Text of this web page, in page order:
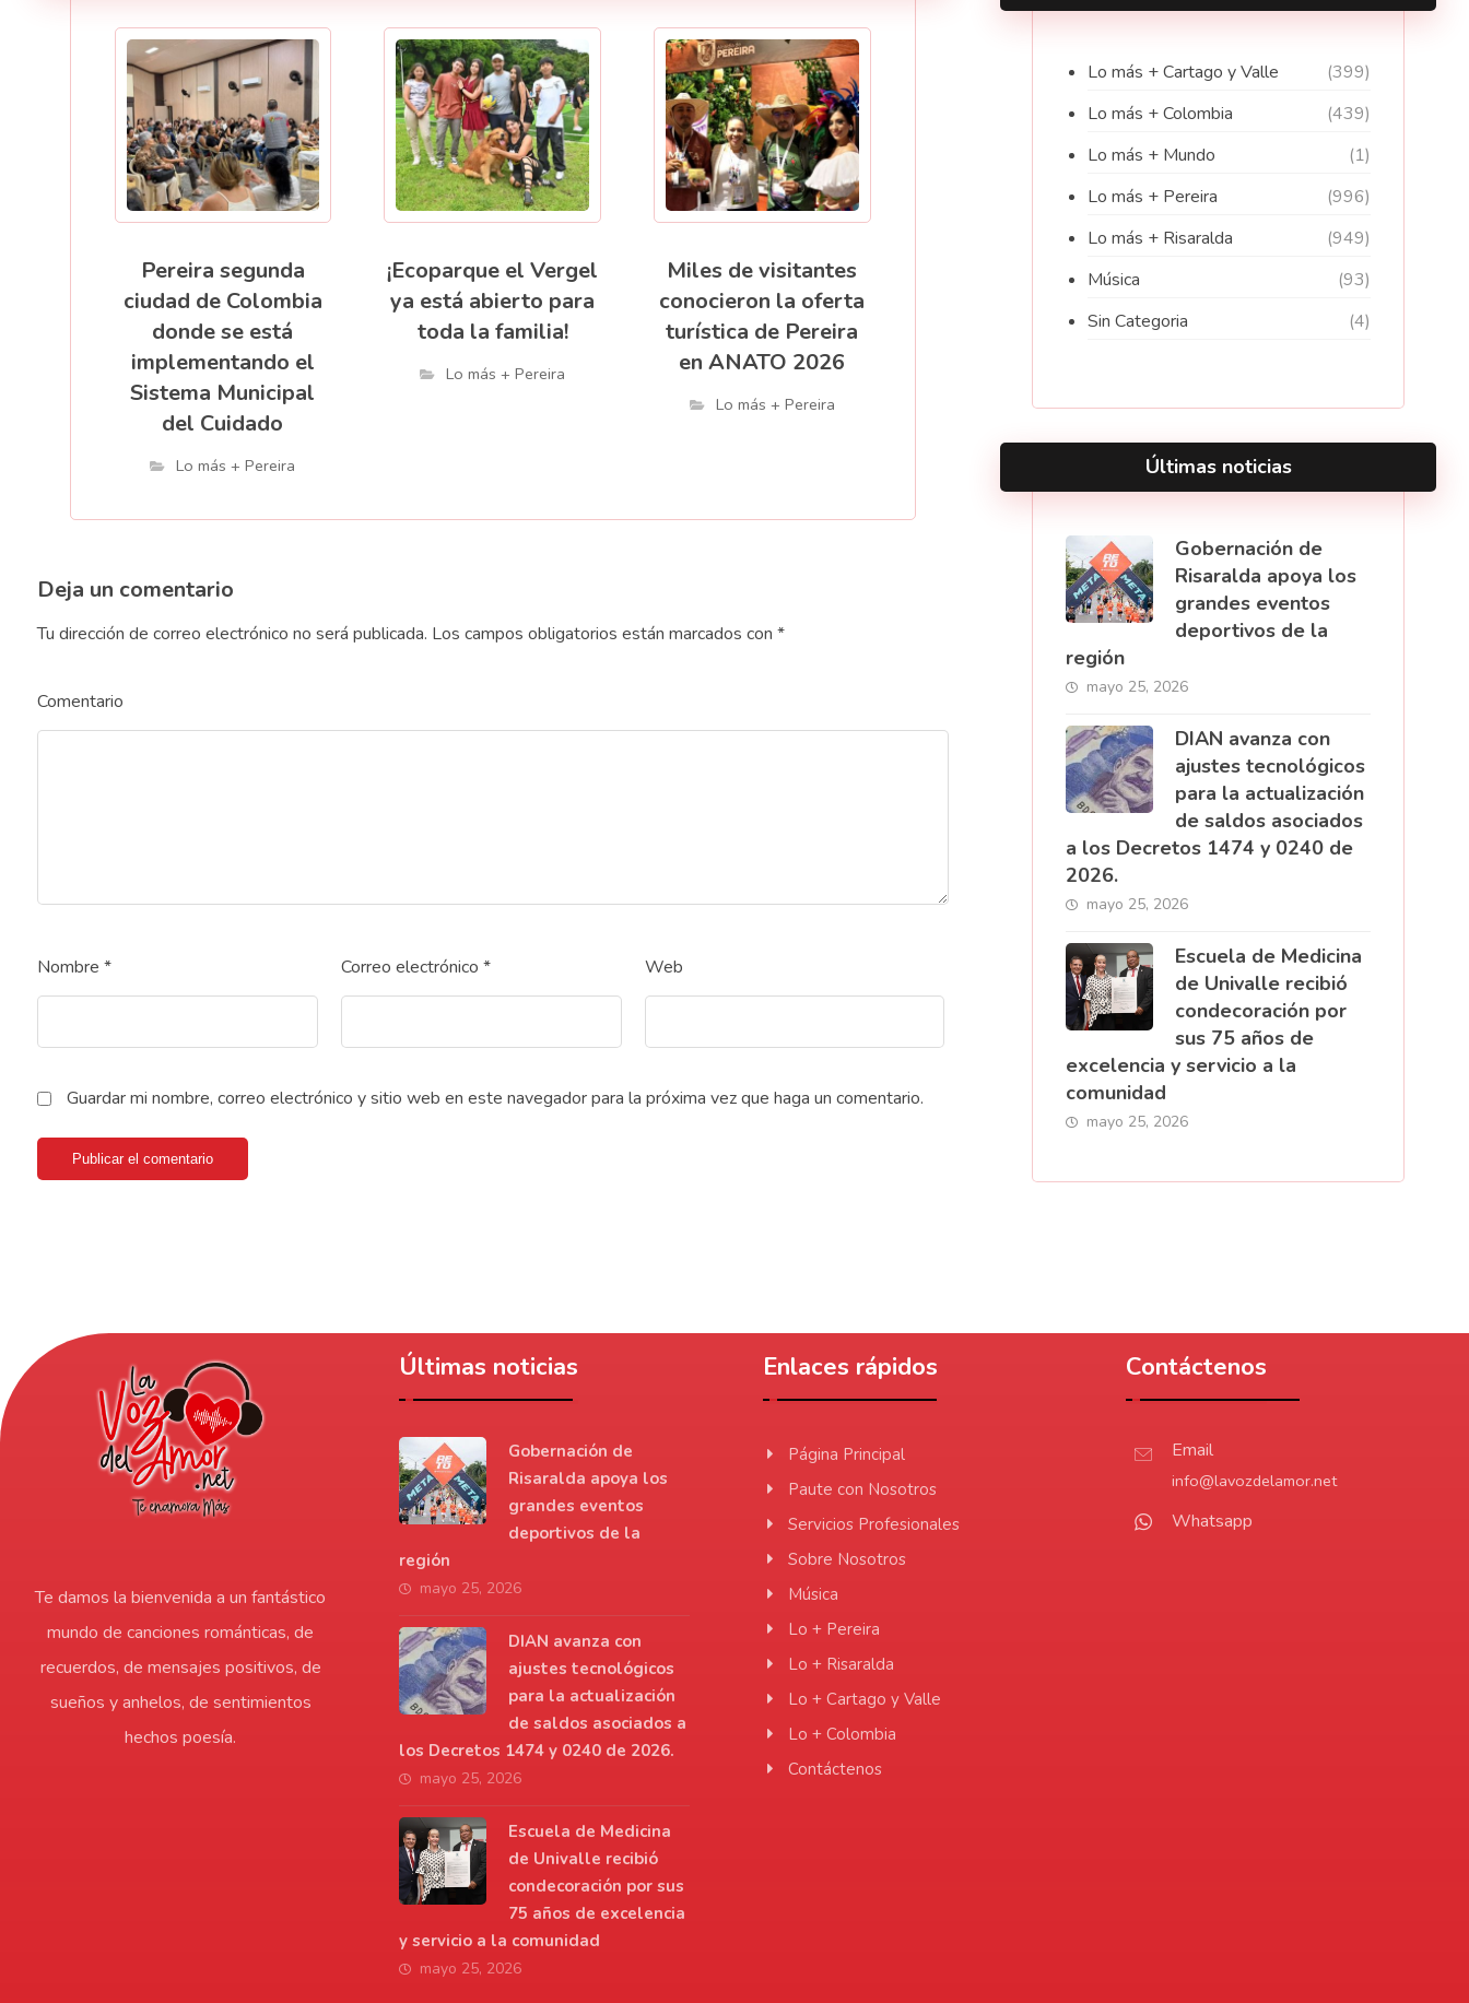
Pereira segunda
ciudad de Colombia
donde se está
implementando el
Sistema Municipal
del Cuidado
Lo más + Pereira
¡Ecoparque el Vergel
ya está abierto para
toda la familia!
Lo más + Pereira
Miles de visitantes
conocieron la oferta
turística de Pereira
en ANATO 2026
Lo más + Pereira
Deja un comentario
Tu dirección de correo electrónico no será publicada. Los campos obligatorios están marcados con *
Comentario
Nombre * Correo electrónico * Web
Guardar mi nombre, correo electrónico y sitio web en este navegador para la próxima vez que haga un comentario.
Publicar el comentario
Lo más + Cartago y Valle
(399)
Lo más + Colombia
(439)
Lo más + Mundo
(1)
Lo más + Pereira
(996)
Lo más + Risaralda
(949)
Música
(93)
Sin Categoria
(4)
Últimas noticias
Gobernación de
Risaralda apoya los
grandes eventos
deportivos de la
región
mayo 25, 2026
DIAN avanza con
ajustes tecnológicos
para la actualización
de saldos asociados
a los Decretos 1474 y 0240 de
2026.
mayo 25, 2026
Escuela de Medicina
de Univalle recibió
condecoración por
sus 75 años de
excelencia y servicio a la
comunidad
mayo 25, 2026
Te damos la bienvenida a un fantástico
mundo de canciones románticas, de
recuerdos, de mensajes positivos, de
sueños y anhelos, de sentimientos
hechos poesía.
Últimas noticias
Gobernación de
Risaralda apoya los
grandes eventos
deportivos de la
región
mayo 25, 2026
DIAN avanza con
ajustes tecnológicos
para la actualización
de saldos asociados a
los Decretos 1474 y 0240 de 2026.
mayo 25, 2026
Escuela de Medicina
de Univalle recibió
condecoración por sus
75 años de excelencia
y servicio a la comunidad
mayo 25, 2026
Enlaces rápidos
Página Principal
Paute con Nosotros
Servicios Profesionales
Sobre Nosotros
Música
Lo + Pereira
Lo + Risaralda
Lo + Cartago y Valle
Lo + Colombia
Contáctenos
Contáctenos
Email
info@lavozdelamor.net
Whatsapp